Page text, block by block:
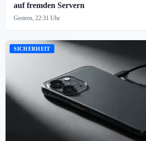
auf fremden Servern
Gestern, 22:31 Uhr
SICHERHEIT